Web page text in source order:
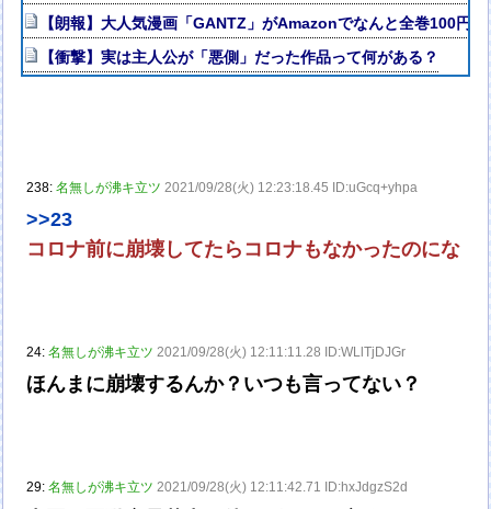
【朗報】大人気漫画「GANTZ」がAmazonでなんと全巻100円
【衝撃】実は主人公が「悪側」だった作品って何がある？
238:名無しが沸キ立ツ 2021/09/28(火) 12:23:18.45 ID:uGcq+yhpa
>>23
コロナ前に崩壊してたらコロナもなかったのにな
24:名無しが沸キ立ツ 2021/09/28(火) 12:11:11.28 ID:WLlTjDJGr
ほんまに崩壊するんか？いつも言ってない？
29:名無しが沸キ立ツ 2021/09/28(火) 12:11:42.71 ID:hxJdgzS2d